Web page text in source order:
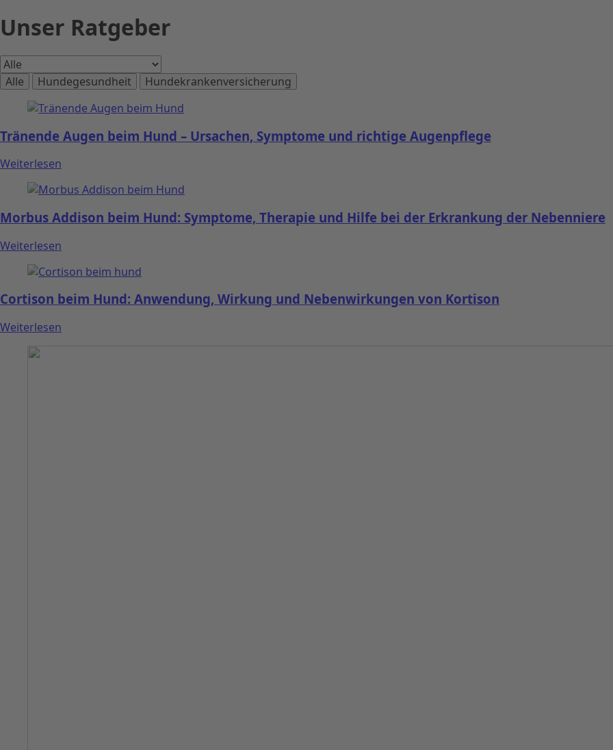
Unser Ratgeber
Alle Hundegesundheit Hundekrankenversicherung
Tränende Augen beim Hund – Ursachen, Symptome und richtige Augenpflege
Weiterlesen
Morbus Addison beim Hund: Symptome, Therapie und Hilfe bei der Erkrankung der Nebenniere
Weiterlesen
Cortison beim Hund: Anwendung, Wirkung und Nebenwirkungen von Kortison
Weiterlesen